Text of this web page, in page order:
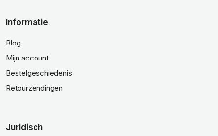
Informatie
Blog
Mijn account
Bestelgeschiedenis
Retourzendingen
Juridisch